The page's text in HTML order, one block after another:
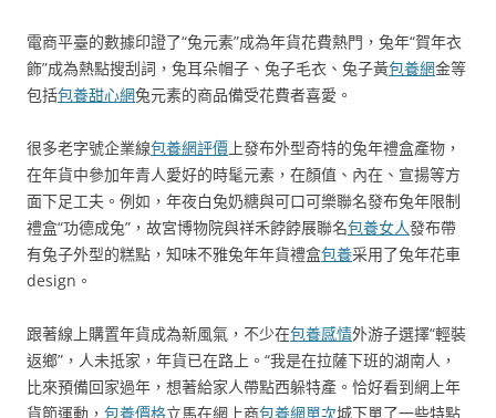
電商平臺的數據印證了“兔元素”成為年貨花費熱門，兔年“賀年衣
飾”成為熱點搜刮詞，兔耳朵帽子、兔子毛衣、兔子黃包養網金等
包括包養甜心網兔元素的商品備受花費者喜愛。
很多老字號企業線包養網評價 上發布外型奇特的兔年禮盒產物，
在年貨中參加年青人愛好的時髦元素，在顏值、內在、宣揚等方
面下足工夫。例如，年夜白兔奶糖與可口可樂聯名發布兔年限制
禮盒“功德成兔”，故宮博物院與祥禾餑餑展聯名包養女人發布帶
有兔子外型的糕點，知味不雅兔年年貨禮盒包養采用了兔年花車
design。
跟著線上購置年貨成為新風氣，不少在包養感情外游子選擇“輕裝
返鄉”，人未抵家，年貨已在路上。“我是在拉薩下班的湖南人，
比來預備回家過年，想著給家人帶點西躲特產。恰好看到網上年
貨節運動， 包養價格立馬在網上商包養網單次城下單了一些特點